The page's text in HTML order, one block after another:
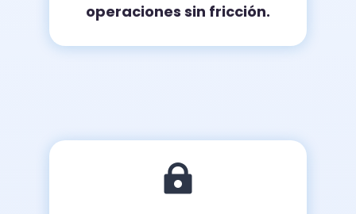
operaciones sin fricción.
